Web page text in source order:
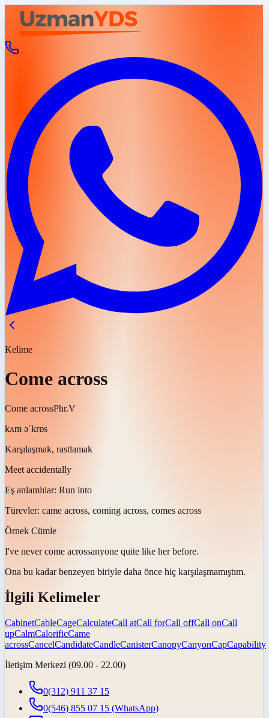
Kelime
Come across
Come acrossPhr.V
kʌm əˈkrɒs
Karşılaşmak, rastlamak
Meet accidentally
Eş anlamlılar: Run into
Türevler: came across, coming across, comes across
Örnek Cümle
I've never come acrossanyone quite like her before.
Ona bu kadar benzeyen biriyle daha önce hiç karşılaşmamıştım.
İlgili Kelimeler
CabinetCableCageCalculateCall atCall forCall offCall onCall
upCalmCalorificCame
acrossCancelCandidateCandleCanisterCanopyCanyonCapCapability
İletişim Merkezi (09.00 - 22.00)
0(312) 911 37 15
0(546) 855 07 15 (WhatsApp)